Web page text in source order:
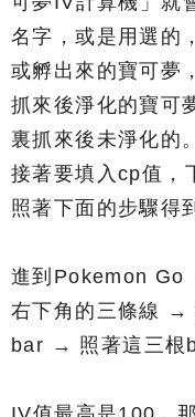
名字，或是用選的
或孵出來的寶可夢
抓來後淨化的寶可
裏抓來後未淨化的。
接著要填入cp值，
照著下面的步驟得
進到Pokemon
右下角的三條線 →
bar → 照著這三根